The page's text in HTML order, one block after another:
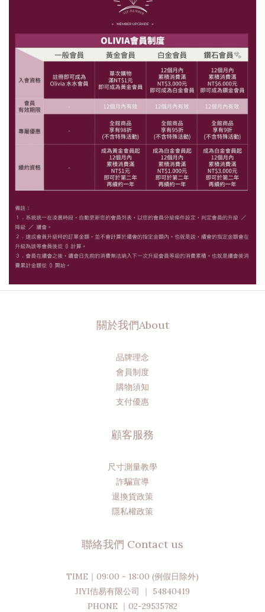
關於我們About
品牌理念
會員制度
購物須知
支付優惠
顧客服務
尺寸測量教學
詐騙宣導
退換貨政策
隱私權政策
聯絡我們 Contact us
TIME｜09:00 - 18:00 (例假日除外)
JIYI佶易有限公司 ｜ 54840419
PHONE ｜02-29535782